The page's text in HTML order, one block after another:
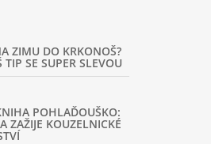
ZIMU DO KRKONOŠ?
TIP SE SUPER SLEVOU
POHLAĎOUŠKO:
ZAŽIJE KOUZELNICKÉ